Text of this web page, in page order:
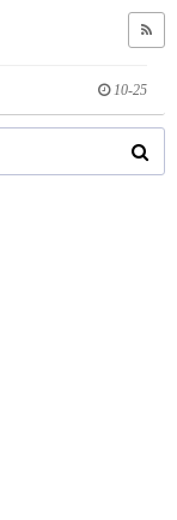
10-25